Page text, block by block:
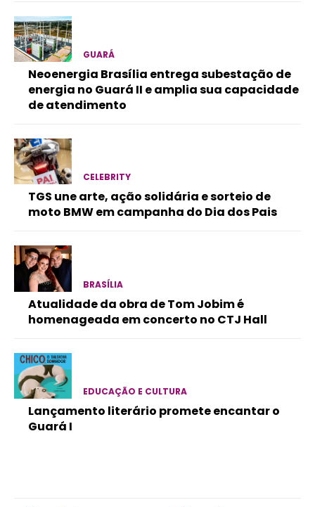
GUARÁ
Neoenergia Brasília entrega subestação de
energia no Guará II e amplia sua capacidade
de atendimento
CELEBRITY
TGS une arte, ação solidária e sorteio de
moto BMW em campanha do Dia dos Pais
BRASÍLIA
Atualidade da obra de Tom Jobim é
homenageada em concerto no CTJ Hall
EDUCAÇÃO E CULTURA
Lançamento literário promete encantar o
Guará I